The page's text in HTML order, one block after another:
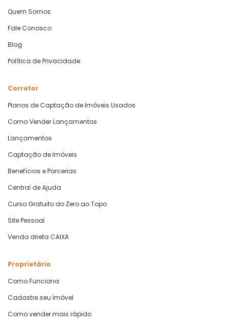
Quem Somos
Fale Conosco
Blog
Política de Privacidade
Corretor
Planos de Captação de Imóveis Usados
Como Vender Lançamentos
Lançamentos
Captação de Imóveis
Benefícios e Parcerias
Central de Ajuda
Curso Gratuito do Zero ao Topo
Site Pessoal
Venda direta CAIXA
Proprietário
Como Funciona
Cadastre seu Imóvel
Como vender mais rápido